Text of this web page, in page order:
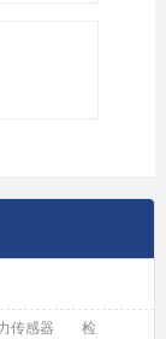
传感器 检